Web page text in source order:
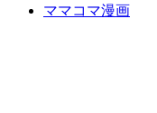
ママコマ漫画